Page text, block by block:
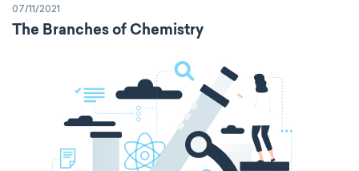
specific volume
thermal conductivity viscosity
extensive properties amount of substance
enthalpy entropy Gibbs energy
07/11/2021
The Branches of Chemistry